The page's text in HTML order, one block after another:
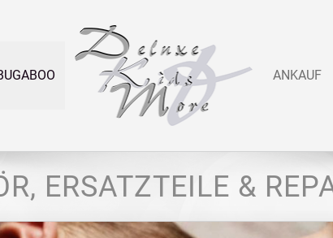
ANKAUF
ERSATZTEILE &